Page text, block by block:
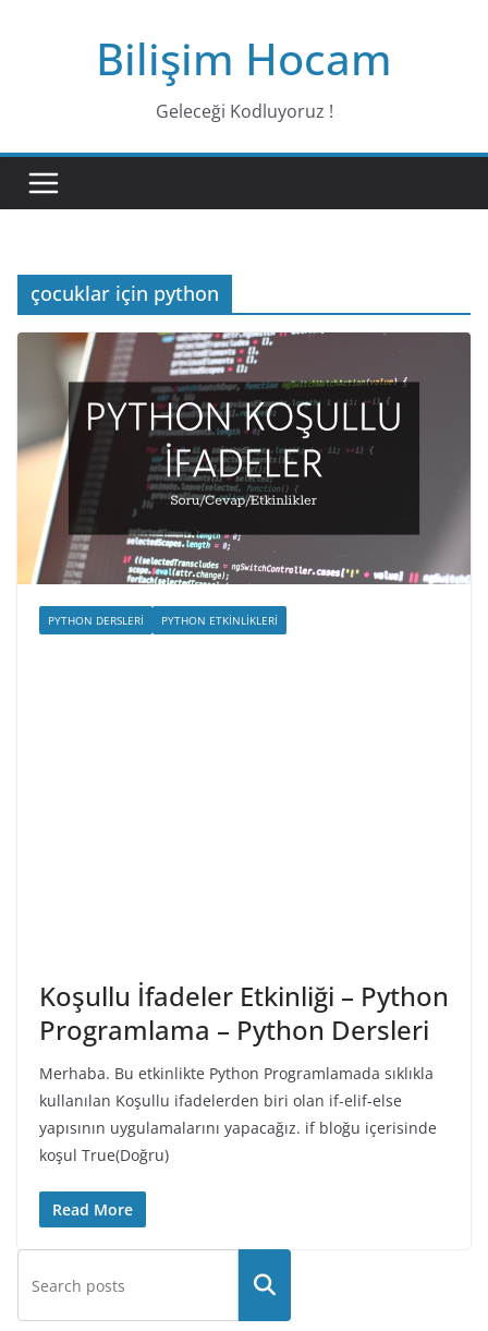
Bilişim Hocam
Geleceği Kodluyoruz !
çocuklar için python
PYTHON DERSLERI PYTHON ETKINLIKLERI
Koşullu İfadeler Etkinliği – Python
Programlama – Python Dersleri
Merhaba. Bu etkinlikte Python Programlamada sıklıkla
kullanılan Koşullu ifadelerden biri olan if-elif-else
yapısının uygulamalarını yapacağız. if bloğu içerisinde
koşul True(Doğru)
Read More